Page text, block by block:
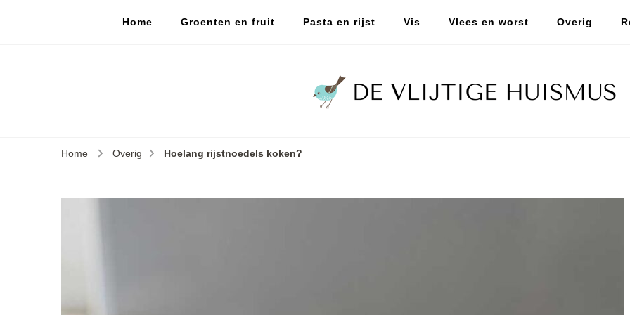
Home Groenten en fruit Pasta en rijst Vis Vlees en worst Overig
Home Overig Hoelang rijstnoedels koken?